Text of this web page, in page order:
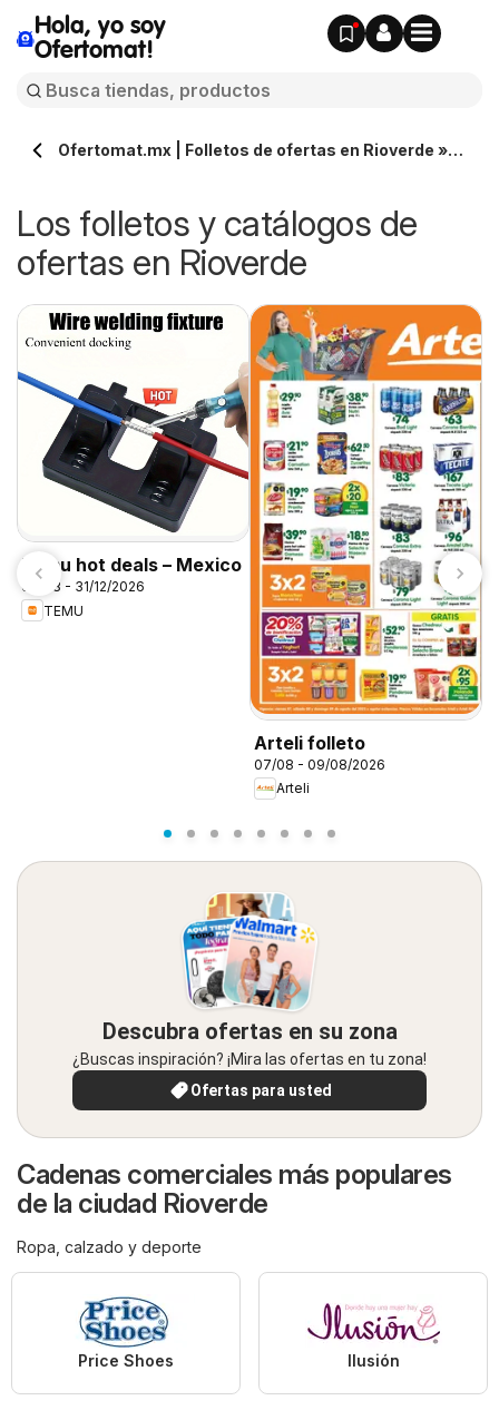
Hola, yo soy
Ofertomat!
Ofertomat.mx | Folletos de ofertas en Rioverde »
Los folletos y catálogos de
ofertas en Rioverde
Temu hot deals – Mexico
07/08 - 31/12/2026
TEMU
Arteli folleto
07/08 - 09/08/2026
Arteli
Descubra ofertas en su zona
¿Buscas inspiración? ¡Mira las ofertas en tu zona!
Ofertas para usted
Cadenas comerciales más populares
de la ciudad Rioverde
Ropa, calzado y deporte
Price Shoes Ilusión